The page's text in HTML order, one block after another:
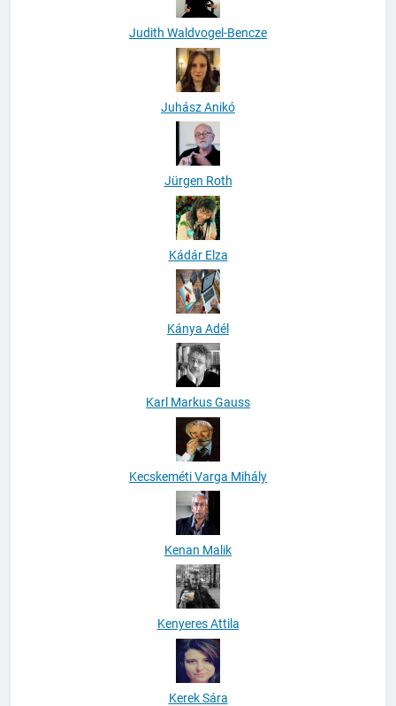
Judith Waldvogel-Bencze
Juhász Anikó
Jürgen Roth
Kádár Elza
Kánya Adél
Karl Markus Gauss
Kecskeméti Varga Mihály
Kenan Malik
Kenyeres Attila
Kerek Sára